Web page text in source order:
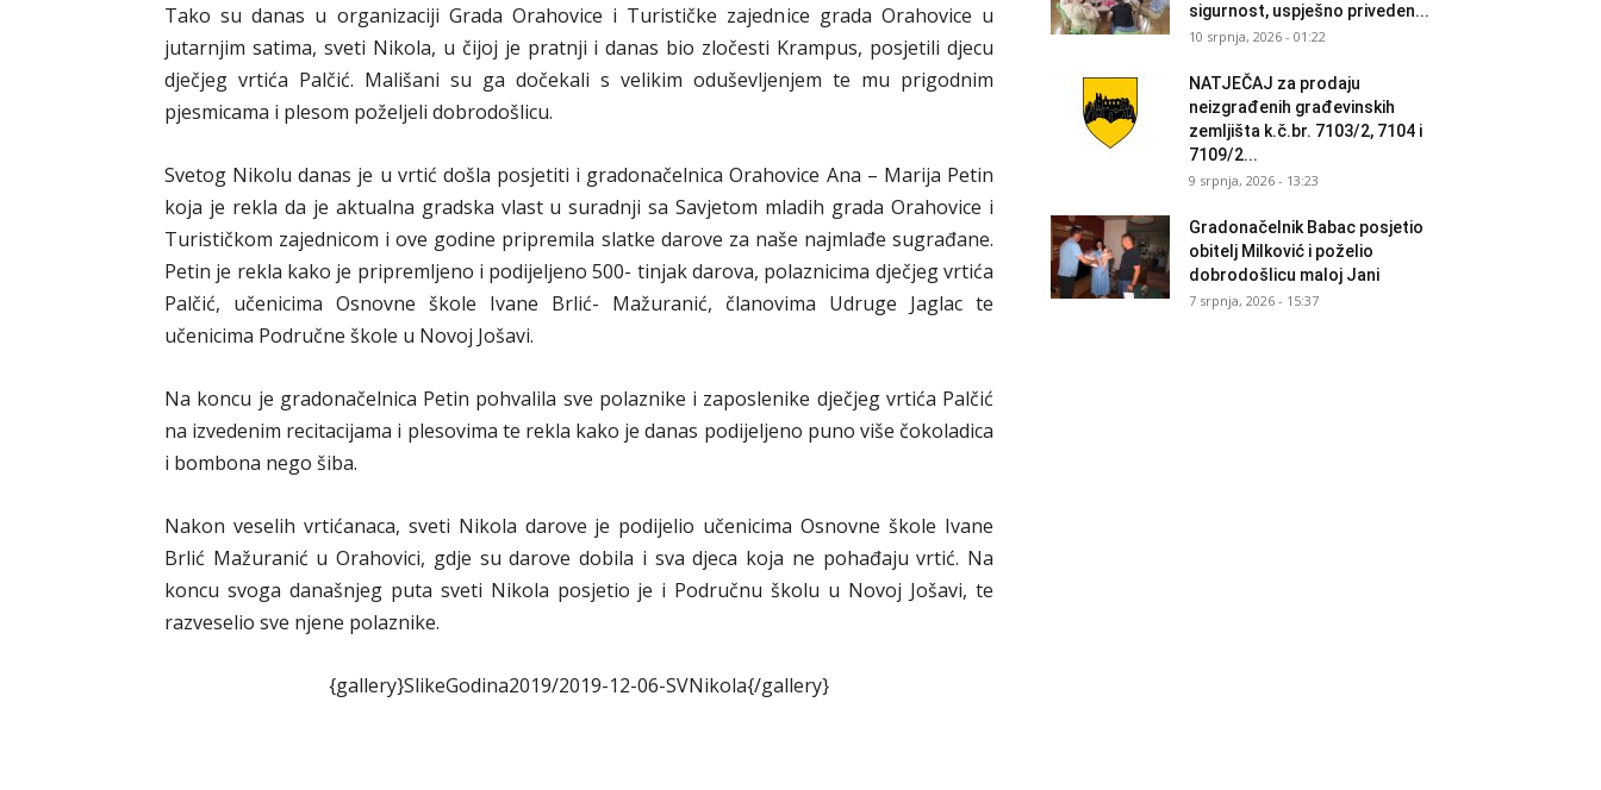
Tako su danas u organizaciji Grada Orahovice i Turističke zajednice grada Orahovice u
jutarnjim satima, sveti Nikola, u čijoj je pratnji i danas bio zločesti Krampus, posjetili djecu
dječjeg vrtića Palčić. Mališani su ga dočekali s velikim oduševljenjem te mu prigodnim
pjesmicama i plesom poželjeli dobrodošlicu.
Svetog Nikolu danas je u vrtić došla posjetiti i gradonačelnica Orahovice Ana – Marija Petin
koja je rekla da je aktualna gradska vlast u suradnji sa Savjetom mladih grada Orahovice i
Turističkom zajednicom i ove godine pripremila slatke darove za naše najmlađe sugrađane.
Petin je rekla kako je pripremljeno i podijeljeno 500- tinjak darova, polaznicima dječjeg vrtića
Palčić, učenicima Osnovne škole Ivane Brlić- Mažuranić, članovima Udruge Jaglac te
učenicima Područne škole u Novoj Jošavi.
Na koncu je gradonačelnica Petin pohvalila sve polaznike i zaposlenike dječjeg vrtića Palčić
na izvedenim recitacijama i plesovima te rekla kako je danas podijeljeno puno više čokoladica
i bombona nego šiba.
Nakon veselih vrtićanaca, sveti Nikola darove je podijelio učenicima Osnovne škole Ivane
Brlić Mažuranić u Orahovici, gdje su darove dobila i sva djeca koja ne pohađaju vrtić. Na
koncu svoga današnjeg puta sveti Nikola posjetio je i Područnu školu u Novoj Jošavi, te
razveselio sve njene polaznike.
{gallery}SlikeGodina2019/2019-12-06-SVNikola{/gallery}
sigurnost, uspješno priveden...
10 srpnja, 2026 - 01:22
NATJEČAJ za prodaju
neizgrađenih građevinskih
zemljišta k.č.br. 7103/2, 7104 i
7109/2...
9 srpnja, 2026 - 13:23
Gradonačelnik Babac posjetio
obitelj Milković i poželio
dobrodošlicu maloj Jani
7 srpnja, 2026 - 15:37